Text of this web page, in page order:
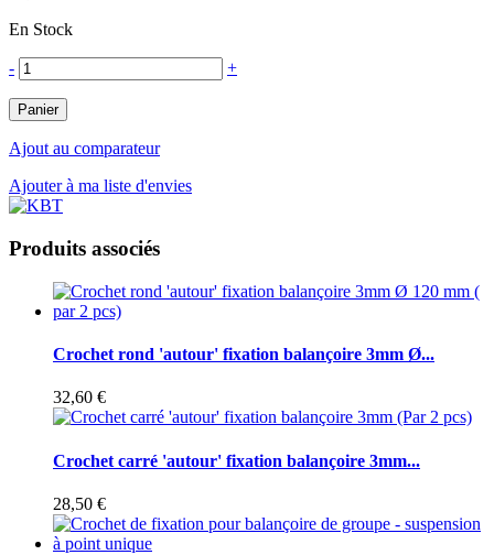
En Stock
- +
Panier
Ajout au comparateur
Ajouter à ma liste d'envies
Produits associés
Crochet rond 'autour' fixation balançoire 3mm Ø...
32,60 €
Crochet carré 'autour' fixation balançoire 3mm...
28,50 €